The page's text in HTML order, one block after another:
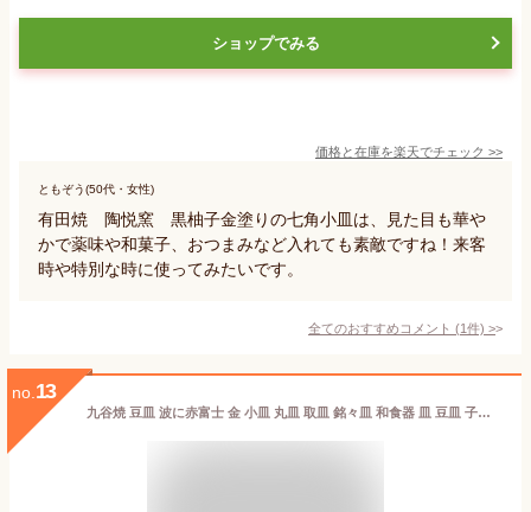
ショップでみる
価格と在庫を楽天でチェック >>
ともぞう(50代・女性)
有田焼 陶悦窯 黒柚子金塗りの七角小皿は、見た目も華や
かで薬味や和菓子、おつまみなど入れても素敵ですね！来客
時や特別な時に使ってみたいです。
全てのおすすめコメント (1件) >
no. 13
九谷焼 豆皿 波に赤富士 金 小皿 丸皿 取皿 銘々皿 和食器 皿 豆皿 子供用 人気 ギフト 九谷焼 贈り物 結婚祝い 内祝い お祝い